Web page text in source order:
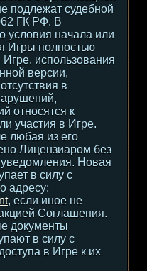
подлежат судебной
ГК РФ. В
условия начала или
Игры полностью
Игре, использования
версии,
в
относятся к
участия в Игре.
любая из его
Лицензиаром без
уведомления. Новая
в силу с
адресу:
, если иное не
Соглашения.
документы
в силу с
в Игре к их